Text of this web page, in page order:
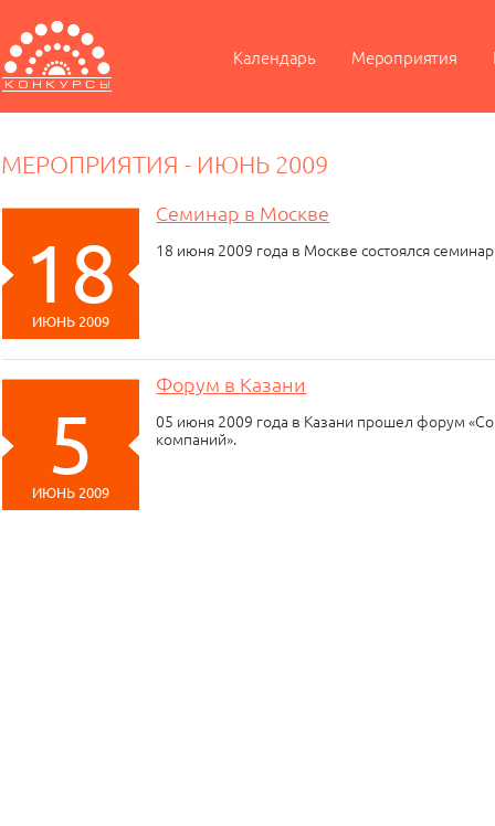
Календарь Мероприятия
МЕРОПРИЯТИЯ - ИЮНЬ 2009
18
ИЮНЬ 2009
Семинар в Москве
18 июня 2009 года в Москве состоялся
5
ИЮНЬ 2009
Форум в Казани
05 июня 2009 года в Казани прошел форум
компаний».